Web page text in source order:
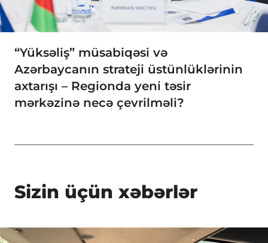
“Yüksəliş” müsabiqəsi və
Azərbaycanın strateji üstünlüklərinin
axtarışı – Regionda yeni təsir
mərkəzinə necə çevrilməli?
Sizin üçün xəbərlər